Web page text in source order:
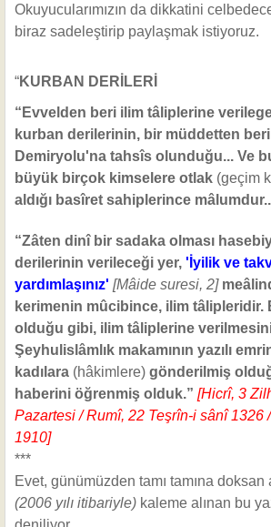
Okuyucularımızın da dikkatini
biraz sadeleştirip paylaşmak istiyoruz.
“KURBAN DERİLERİ
“Evvelden beri ilim tâliplerine
kurban derilerinin, bir müddetten
Demiryolu'na tahsîs olunduğu... Ve
büyük birçok kimselere otlak (geçim
aldığı basîret sahiplerince
“Zâten dinî bir sadaka olması
derilerinin verileceği yer, 'İyilik ve
yardımlaşınız' [Mâide suresi, 2]
kerimenin mûcibince, ilim tâlipleridir.
olduğu gibi, ilim tâliplerine
Şeyhulislâmlık makamının yazılı
kadılara (hâkimlere) gönderilmiş
haberini öğrenmiş olduk.” [Hicrî, 3
Pazartesi / Rumî, 22 Teşrîn-i sânî 1326
1910]
***
Evet, günümüzden tamı tamına doksan
(2006 yılı itibariyle) kaleme alınan bu